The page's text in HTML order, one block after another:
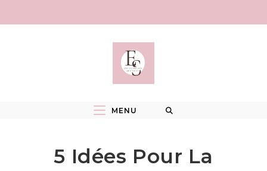
MENU
5 Idées Pour La